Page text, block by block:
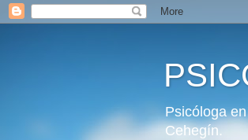
Psicóloga
Cehegín.